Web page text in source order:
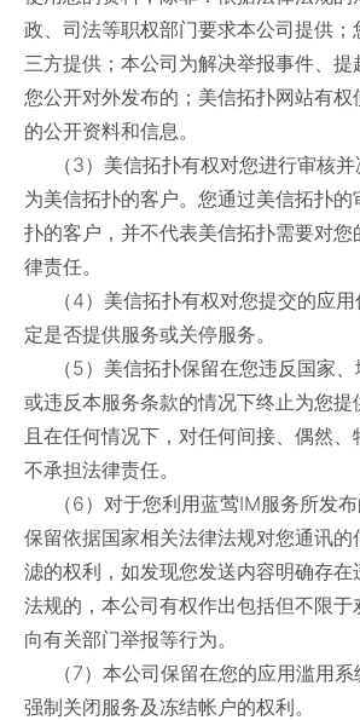
政、司法等职权部门要求本公司提供；
三方提供；本公司为解决举报事件、提
您公开对外发布的；美信拓扑网站有
的公开资料和信息。
（3）美信拓扑有权对您进行审核
为美信拓扑的客户。您通过美信拓扑的
扑的客户，并不代表美信拓扑需要对
律责任。
（4）美信拓扑有权对您提交的应
定是否提供服务或关停服务。
（5）美信拓扑保留在您违反国家
或违反本服务条款的情况下终止为您
且在任何情况下，对任何间接、偶然
不承担法律责任。
（6）对于您利用蓝莺IM服务所发
保留依据国家相关法律法规对您通讯的
滤的权利，如发现您发送内容明确存
法规的，本公司有权作出包括但不限于
向有关部门举报等行为。
（7）本公司保留在您的应用滥用系
强制关闭服务及冻结帐户的权利。